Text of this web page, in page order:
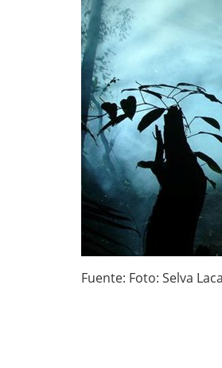
Fuente: Foto: Selva